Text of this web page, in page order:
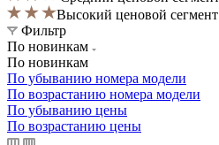
Высокий ценовой сегмент
Фильтр
По новинкам
По новинкам
По убыванию номера модели
По возрастанию номера модели
По убыванию цены
По возрастанию цены